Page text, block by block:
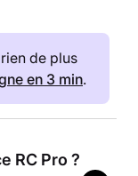
de plus
en 3 min.
RC Pro ?